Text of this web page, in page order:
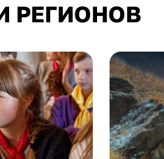
РЕГИОНОВ